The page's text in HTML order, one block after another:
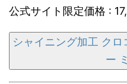
公式サイト限定価格 :
シャイニング加工 ク
ー